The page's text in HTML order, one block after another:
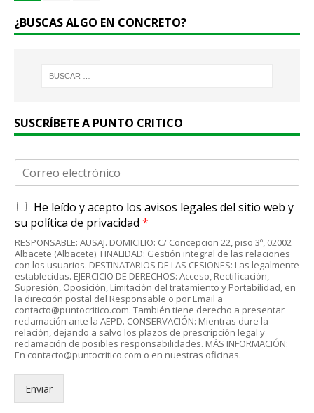
¿BUSCAS ALGO EN CONCRETO?
SUSCRÍBETE A PUNTO CRITICO
r
e
o
e
l
e
c
t
r
ó
n
i
c
.
A
c
e
r
d
o
R
G
P
D
*
He leído y acepto los avisos legales del sitio web y
su política de privacidad *
RESPONSABLE: AUSAJ. DOMICILIO: C/ Concepcion 22, piso 3º, 02002
Albacete (Albacete). FINALIDAD: Gestión integral de las relaciones
con los usuarios. DESTINATARIOS DE LAS CESIONES: Las legalmente
establecidas. EJERCICIO DE DERECHOS: Acceso, Rectificación,
Supresión, Oposición, Limitación del tratamiento y Portabilidad, en
la dirección postal del Responsable o por Email a
contacto@puntocritico.com. También tiene derecho a presentar
reclamación ante la AEPD. CONSERVACIÓN: Mientras dure la
relación, dejando a salvo los plazos de prescripción legal y
reclamación de posibles responsabilidades. MÁS INFORMACIÓN:
En contacto@puntocritico.com o en nuestras oficinas.
Enviar